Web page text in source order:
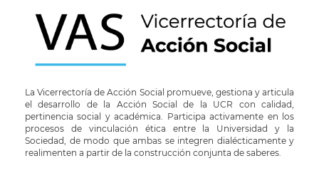
La Vicerrectoría de Acción Social promueve, gestiona y articula
el desarrollo de la Acción Social de la UCR con calidad,
pertinencia social y académica. Participa activamente en los
procesos de vinculación ética entre la Universidad y la
Sociedad, de modo que ambas se integren dialécticamente y
realimenten a partir de la construcción conjunta de saberes.